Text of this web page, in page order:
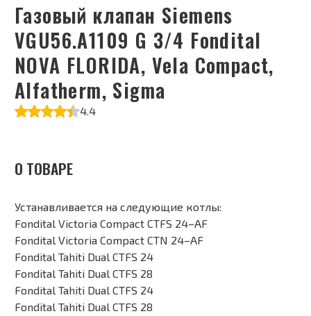
Газовый клапан Siemens
VGU56.A1109 G 3/4 Fondital
NOVA FLORIDA, Vela Compact,
Alfatherm, Sigma
4.4
О ТОВАРЕ
Устанавливается на следующие котлы:
Fondital Victoria Compact CTFS 24–AF
Fondital Victoria Compact CTN 24–AF
Fondital Tahiti Dual CTFS 24
Fondital Tahiti Dual CTFS 28
Fondital Tahiti Dual CTFS 24
Fondital Tahiti Dual CTFS 28